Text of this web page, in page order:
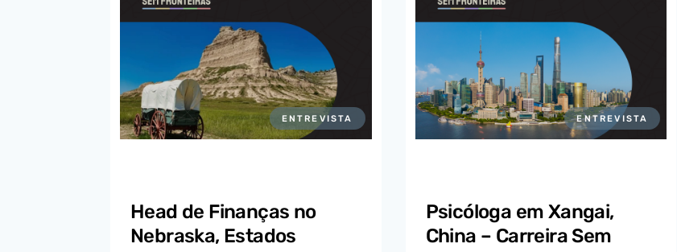
ENTREVISTA
Head de Finanças no
Nebraska, Estados
ENTREVISTA
Psicóloga em Xangai,
China – Carreira Sem